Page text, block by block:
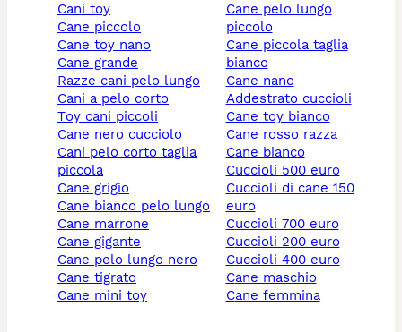
cani toy
cane piccolo
cane toy nano
cane grande
razze cani pelo lungo
cani a pelo corto
toy cani piccoli
cane nero cucciolo
cani pelo corto taglia
piccola
cane grigio
cane bianco pelo lungo
cane marrone
cane gigante
cane pelo lungo nero
cane tigrato
cane mini toy
cane pelo lungo
piccolo
cane piccola taglia
bianco
cane nano
addestrato cuccioli
cane toy bianco
cane rosso razza
cane bianco
cuccioli 500 euro
cuccioli di cane 150
euro
cuccioli 700 euro
cuccioli 200 euro
cuccioli 400 euro
cane maschio
cane femmina